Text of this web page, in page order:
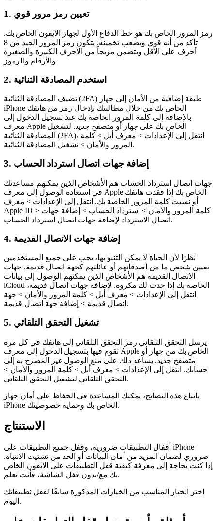
1. تعيين رمز مرور قوي
رمز المرور الخاص بك هو خط الدفاع الأول لجهاز الآيفون الخاص بك.
تأكد من أنه قوي ويصعب تخمينه. يتكون رمز المرور الجيد من 8
أحرف على الأقل ويتضمن مزيجاً من الأحرف الكبيرة والصغيرة
والأرقام والرموز.
2. استخدم المصادقة الثنائية
تضيف المصادقة الثنائية (2FA) طبقة إضافية من الأمان إلى جهاز
iPhone الخاص بك من خلال مطالبتك بإدخال رمز من هاتفك
بالإضافة إلى كلمة المرور الخاصة بك عند تسجيل الدخول إلى
معرف Apple الخاص بك على جهاز أو متصفح جديد. لتشغيل
المصادقة الثنائية (2FA)، انتقل إلى الإعدادات > معرف أبل > كلمة
المرور والأمان > تشغيل المصادقة الثنائية.
3. إضافة جهات اتصال استرداد الحساب
جهات اتصال استرداد الحساب هم الأشخاص الذين يمكنهم مساعدتك
في استعادة الوصول إلى معرف Apple الخاص بك إذا فقدت هاتفك
أو نسيت كلمة المرور الخاصة بك. انتقل إلى الإعدادات > معرف
Apple ID > كلمة المرور والأمان > استرداد الحساب > إضافة جهات
اتصال الاسترداد لإضافة جهات اتصال استرداد الحساب.
4. إضافة جهات الاتصال القديمة
نظرًا لأن الحياة لا يمكن التنبؤ بها، يجب على جميع المستخدمين
تعيين شخص ما من أصدقائهم أو عائلتهم كجهة اتصال قديمة. جهات
الاتصال القديمة هم الأشخاص الذين يمكنهم الوصول إلى بيانات
iCloud الخاصة بك إذا حدث لك مكروه. لإضافة جهات اتصال قديمة،
انتقل إلى الإعدادات > معرف أبل > كلمة المرور والأمان > جهة
اتصال قديمة > إضافة جهة اتصال قديمة.
5. تشغيل التحقق التلقائي
يرسل التحقق التلقائي رمز التحقق التلقائي إلى هاتفك في كل مرة
تقوم فيها بتسجيل الدخول إلى معرف Apple الخاص بك من جهاز أو
متصفح جديد. يساعد ذلك على منع الوصول غير المصرح به إلى
حسابك. انتقل إلى الإعدادات > معرف أبل > كلمة المرور والأمان >
التحقق التلقائي لتشغيل التحقق التلقائي.
باتباع هذه النصائح، يمكنك المساعدة في الحفاظ على أمان جهاز
iPhone الخاص بك وحماية خصوصيتك.
الاستنتاج
أقفال التطبيقات ضرورية، وقفل جميع التطبيقات على iPhone
ضروري لضمان المزيد من أمان البيانات أو الحد من تشتيت الانتباه.
إذا كنت بحاجة إلى معرفة كيفية قفل التطبيقات على الآيفون الخاص
بك مع/بدون قفل الشاشة، فأنت تعلم.
اختر الخيار المناسب من الخيارات المذكورة سابقًا لقفل تطبيقاتك
اليوم.